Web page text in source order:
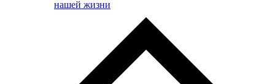
нашей жизни